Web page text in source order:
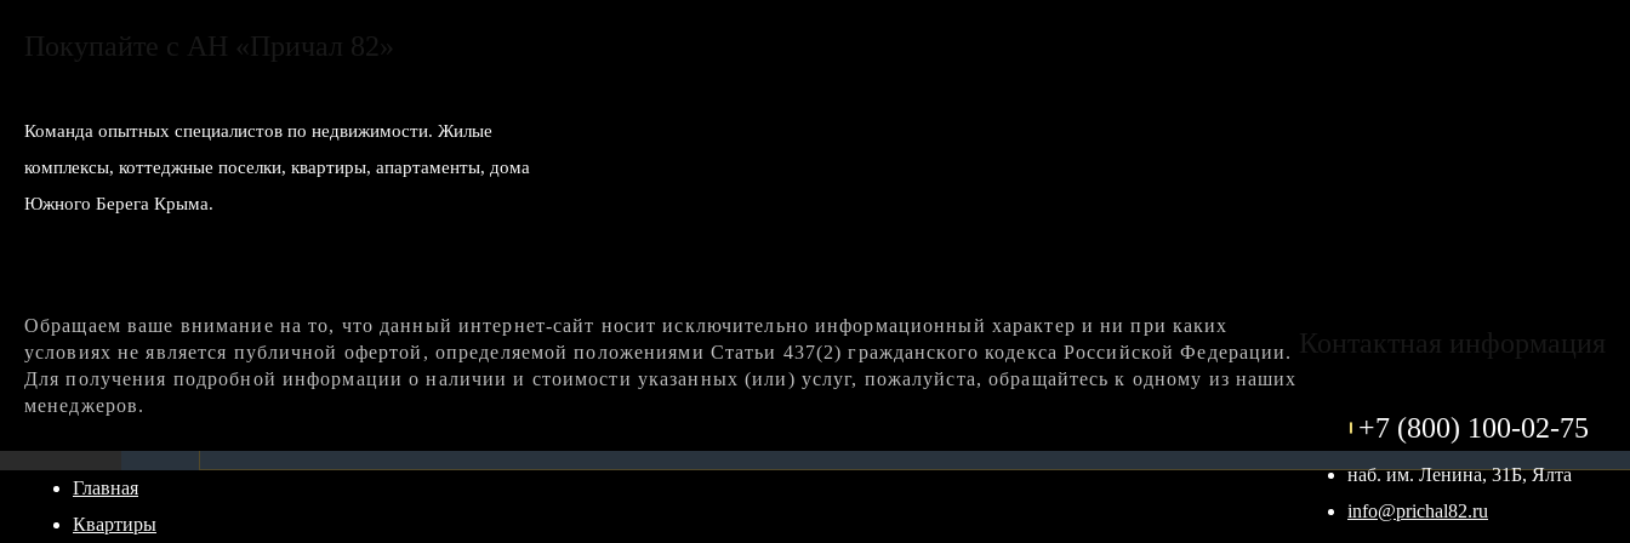
Покупайте с АН «Причал 82»
Команда опытных специалистов по недвижимости. Жилые
комплексы, коттеджные поселки, квартиры, апартаменты, дома
Южного Берега Крыма.
Контактная информация
+7 (800) 100-02-75
наб. им. Ленина, 31Б, Ялта
info@prichal82.ru
Обращаем ваше внимание на то, что данный интернет-сайт носит исключительно информационный характер и ни при каких
условиях не является публичной офертой, определяемой положениями Статьи 437(2) гражданского кодекса Российской Федерации.
Для получения подробной информации о наличии и стоимости указанных (или) услуг, пожалуйста, обращайтесь к одному из наших
менеджеров.
Главная
Квартиры